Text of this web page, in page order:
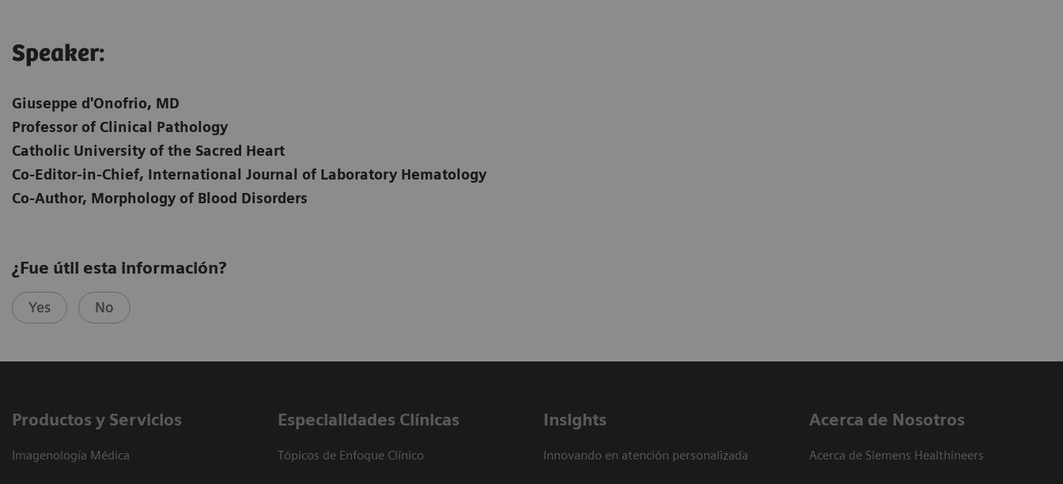
Speaker:
Giuseppe d'Onofrio, MD
Professor of Clinical Pathology
Catholic University of the Sacred Heart
Co-Editor-in-Chief, International Journal of Laboratory Hematology
Co-Author, Morphology of Blood Disorders
¿Fue útil esta información?
Yes No
Productos y Servicios
Imagenología Médica
Especialidades Clínicas
Tópicos de Enfoque Clínico
Insights
Innovando en atención personalizada
Acerca de Nosotros
Acerca de Siemens Healthineers